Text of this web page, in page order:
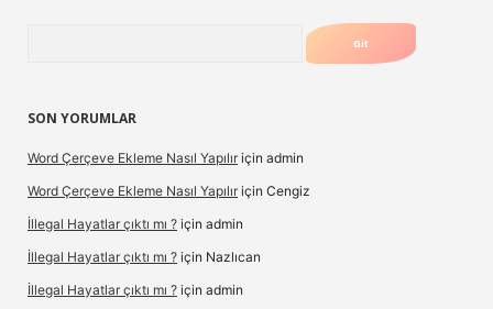
SON YORUMLAR
Word Çerçeve Ekleme Nasıl Yapılır için admin
Word Çerçeve Ekleme Nasıl Yapılır için Cengiz
İllegal Hayatlar çıktı mı ? için admin
İllegal Hayatlar çıktı mı ? için Nazlıcan
İllegal Hayatlar çıktı mı ? için admin